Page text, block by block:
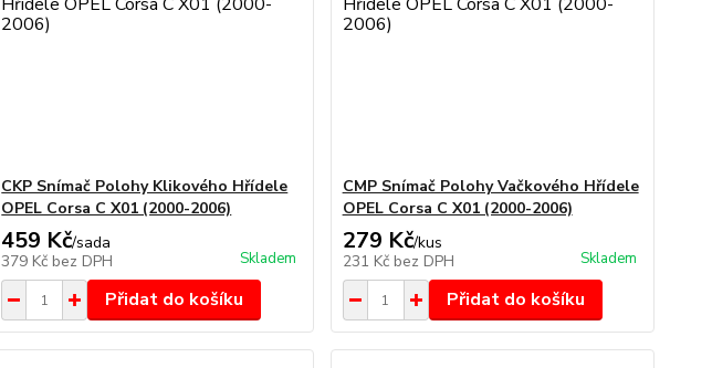
CKP Snímač Polohy Klikového Hřídele
OPEL Corsa C X01 (2000-2006)
459 Kč/sada
379 Kč bez DPH Skladem
Přidat do košíku
CMP Snímač Polohy Vačkového Hřídele
OPEL Corsa C X01 (2000-2006)
279 Kč/kus
231 Kč bez DPH Skladem
Přidat do košíku